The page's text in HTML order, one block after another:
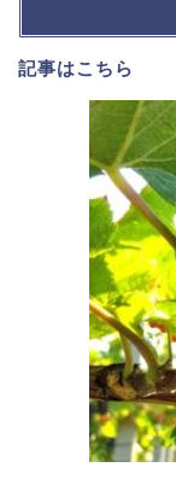
記事はこちら